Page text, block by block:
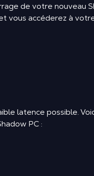
de votre nouveau
vous accéderez à
latence possible.
PC :